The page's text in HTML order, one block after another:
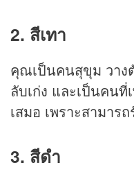
2. สีเทา
คุณเป็นคนสุขุม วาง
ลับเก่ง และเป็นคนที่
เสมอ เพราะสามาร
3. สีดำ